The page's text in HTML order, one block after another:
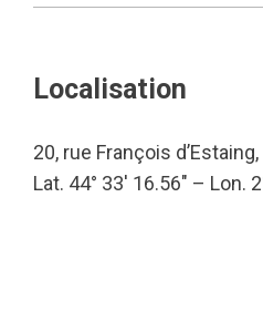
Localisation
20, rue François
Lat. 44° 33′ 16.56″ – Lon.